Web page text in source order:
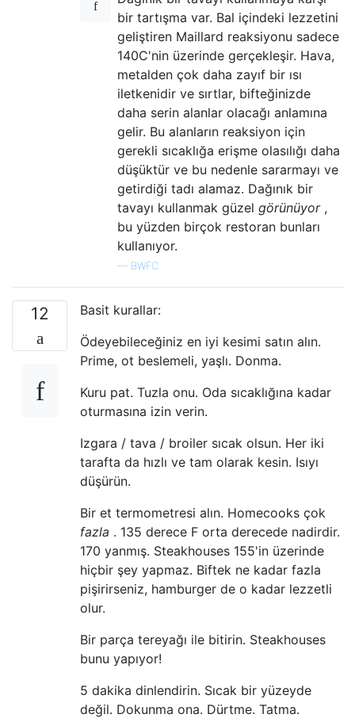
bir tartışma var. Bal içindeki lezzetini
geliştiren Maillard reaksiyonu sadece
140C'nin üzerinde gerçekleşir. Hava,
metalden çok daha zayıf bir ısı
iletkenidir ve sırtlar, bifteğinizde
daha serin alanlar olacağı anlamına
gelir. Bu alanların reaksiyon için
gerekli sıcaklığa erişme olasılığı daha
düşüktür ve bu nedenle sararmayı ve
getirdiği tadı alamaz. Dağınık bir
tavayı kullanmak güzel görünüyor,
bu yüzden birçok restoran bunları
kullanıyor.
— BWFC
12
Basit kurallar:
Ödeyebileceğiniz en iyi kesimi satın alın.
Prime, ot beslemeli, yaşlı. Donma.
Kuru pat. Tuzla onu. Oda sıcaklığına kadar
oturmasına izin verin.
Izgara / tava / broiler sıcak olsun. Her iki
tarafta da hızlı ve tam olarak kesin. Isıyı
düşürün.
Bir et termometresi alın. Homecooks çok
fazla . 135 derece F orta derecede nadirdir.
170 yanmış. Steakhouses 155'in üzerinde
hiçbir şey yapmaz. Biftek ne kadar fazla
pişirirseniz, hamburger de o kadar lezzetli
olur.
Bir parça tereyağı ile bitirin. Steakhouses
bunu yapıyor!
5 dakika dinlendirin. Sıcak bir yüzeyde
değil. Dokunma ona. Dürtme. Tatma.